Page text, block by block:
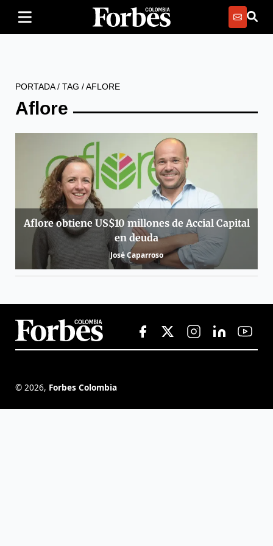
PORTADA/ TAG /AFLORE
Aflore
Aflore obtiene US$10 millones de Accial Capital
en deuda
José Caparroso
© 2026, Forbes Colombia